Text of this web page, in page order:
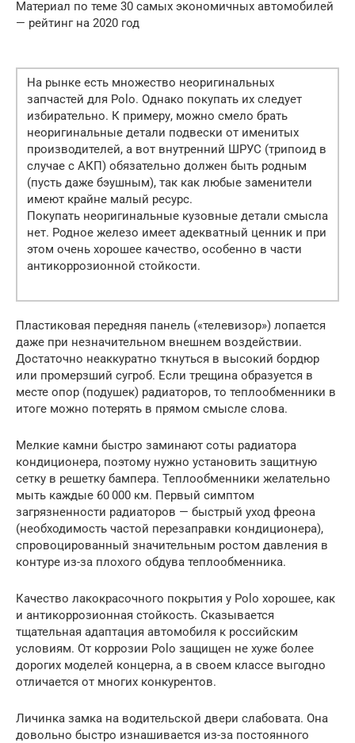
Материал по теме 30 самых экономичных автомобилей
— рейтинг на 2020 год
На рынке есть множество неоригинальных
запчастей для Polo. Однако покупать их следует
избирательно. К примеру, можно смело брать
неоригинальные детали подвески от именитых
производителей, а вот внутренний ШРУС (трипоид в
случае с АКП) обязательно должен быть родным
(пусть даже бэушным), так как любые заменители
имеют крайне малый ресурс.
Покупать неоригинальные кузовные детали смысла
нет. Родное железо имеет адекватный ценник и при
этом очень хорошее качество, особенно в части
антикоррозионной стойкости.
Пластиковая передняя панель («телевизор») лопается
даже при незначительном внешнем воздействии.
Достаточно неаккуратно ткнуться в высокий бордюр
или промерзший сугроб. Если трещина образуется в
месте опор (подушек) радиаторов, то теплообменники в
итоге можно потерять в прямом смысле слова.
Мелкие камни быстро заминают соты радиатора
кондиционера, поэтому нужно установить защитную
сетку в решетку бампера. Теплообменники желательно
мыть каждые 60 000 км. Первый симптом
загрязненности радиаторов — быстрый уход фреона
(необходимость частой перезаправки кондици­онера),
спровоцированный значительным ростом давления в
контуре из-за плохого обдува теплообменника.
Качество лакокрасочного покрытия у Polo хорошее, как
и антикоррозионная стойкость. Сказывается
тщательная адаптация автомобиля к российским
условиям. От коррозии Polo защищен не хуже более
дорогих моделей концерна, а в своем классе выгодно
отличается от многих конкурентов.
Личинка замка на водительской двери слабовата. Она
довольно быстро изнашивается из-за постоянного